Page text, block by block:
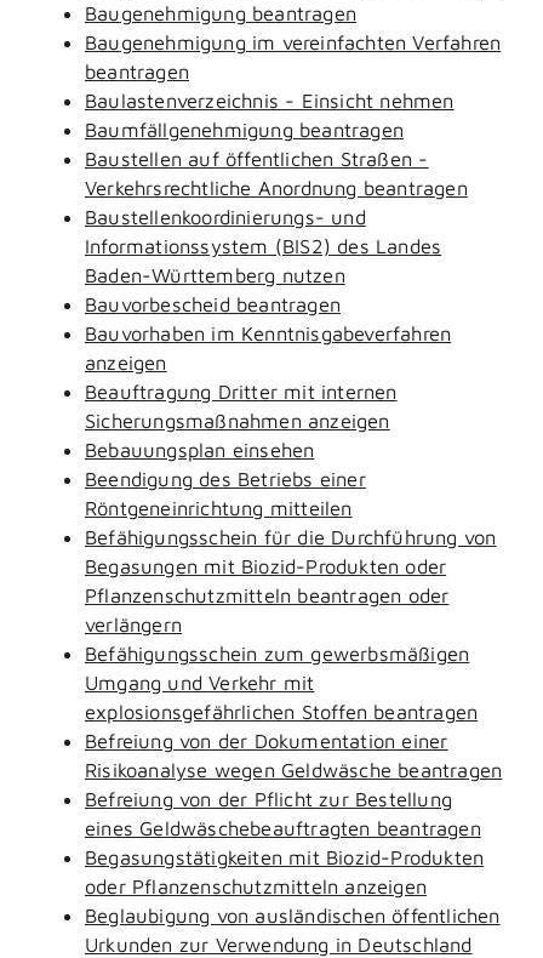
Baugenehmigung beantragen
Baugenehmigung im vereinfachten Verfahren
beantragen
Baulastenverzeichnis - Einsicht nehmen
Baumfällgenehmigung beantragen
Baustellen auf öffentlichen Straßen -
Verkehrsrechtliche Anordnung beantragen
Baustellenkoordinierungs- und
Informationssystem (BIS2) des Landes
Baden-Württemberg nutzen
Bauvorbescheid beantragen
Bauvorhaben im Kenntnisgabeverfahren
anzeigen
Beauftragung Dritter mit internen
Sicherungsmaßnahmen anzeigen
Bebauungsplan einsehen
Beendigung des Betriebs einer
Röntgeneinrichtung mitteilen
Befähigungsschein für die Durchführung von
Begasungen mit Biozid-Produkten oder
Pflanzenschutzmitteln beantragen oder
verlängern
Befähigungsschein zum gewerbsmäßigen
Umgang und Verkehr mit
explosionsgefährlichen Stoffen beantragen
Befreiung von der Dokumentation einer
Risikoanalyse wegen Geldwäsche beantragen
Befreiung von der Pflicht zur Bestellung
eines Geldwäschebeauftragten beantragen
Begasungstätigkeiten mit Biozid-Produkten
oder Pflanzenschutzmitteln anzeigen
Beglaubigung von ausländischen öffentlichen
Urkunden zur Verwendung in Deutschland